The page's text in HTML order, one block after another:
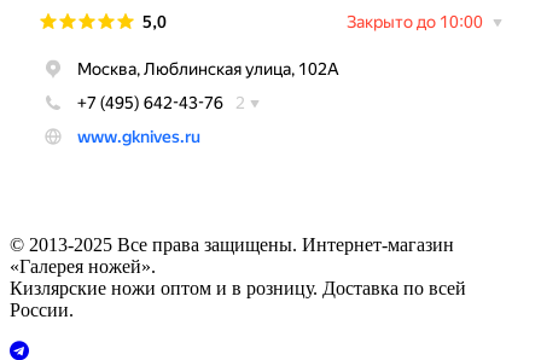
© 2013-2025 Все права защищены. Интернет-магазин
«Галерея ножей».
Кизлярские ножи оптом и в розницу. Доставка по всей
России.